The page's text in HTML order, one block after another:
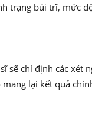
trạng búi trĩ, mức
chỉ định các xét
lại kết quả